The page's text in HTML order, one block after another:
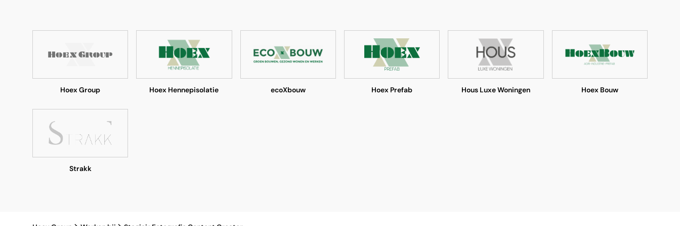
Hoex Group Hoex Hennepisolatie ecoXbouw Hoex Prefab Hous Luxe Woningen Hoex Bouw
Strakk